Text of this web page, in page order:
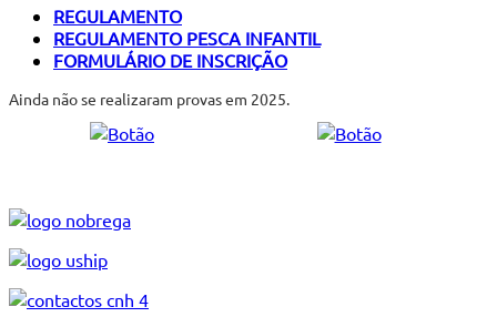
REGULAMENTO
REGULAMENTO PESCA INFANTIL
FORMULÁRIO DE INSCRIÇÃO
Ainda não se realizaram provas em 2025.